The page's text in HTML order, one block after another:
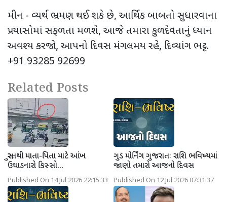
મીન - વ્યર્થ ભ્રમણ થઈ શકે છે, આર્થિક બાબતો સુધારવાના
પ્રયાસોમાં સફળતા મળશે, આજે તમારા કુળદેવતાનું ધ્યાન
અવશ્ય કરજો, આપનો દિવસ મંગલમય રહે, દિવ્યાંગ ભટ્ટ.
+91 93285 92699
Related Posts
સુરતથી માતા-પિતા માટે આંખ
ઉઘાડનારો કિસ્સો...
Published On 14 Jul 2026 22:15:33
ગુડ મોર્નિંગ ગુજરાતઃ રાશિ ભવિષ્યમાં
જાણો તમારો આજનો દિવસ
Published On 12 Jul 2026 07:31:37